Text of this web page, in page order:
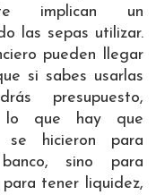
implican un
las sepas utilizar.
pueden llegar
si sabes usarlas
presupuesto,
lo que hay que
hicieron para
sino para
tener liquidez,